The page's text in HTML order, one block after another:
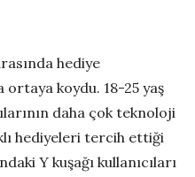
hediye
ortaya koydu. 18-25 yaş
daha çok teknoloji
hediyeleri tercih ettiği
Y kuşağı kullanıcıları